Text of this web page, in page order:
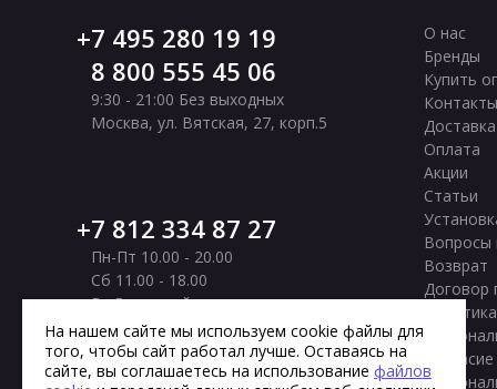
7 495 280 19 19
8 800 555 45 06
9:30 - 21:00 Без выходных
Москва, ул. Вятская, 27, корп.5
7 812 334 87 27
Пн-Пт 10.00 - 20.00
Сб 11.00 - 18.00
Вс Выходной
Санкт-Петербург,Московское шоссе, 177
корп. 2
О нас
Бренды
Купить
Контакты
Доставка
Оплата
Акции
Статьи
Вопросы
Возврат
Договор
На нашем сайте мы используем cookie файлы для
того, чтобы сайт работал лучше. Оставаясь на
сайте, вы соглашаетесь на использование файлов